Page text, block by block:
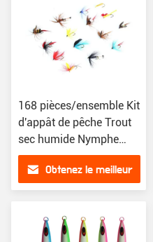
168 pièces/ensemble Kit
d'appât de pêche Trout
sec humide Nymphe
Streamers Voler Kit
d'appât de pêche
Obtenez le meilleur